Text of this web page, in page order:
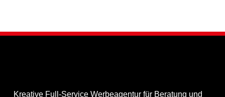
Kreative Full-Service Werbeagentur für Beratung und